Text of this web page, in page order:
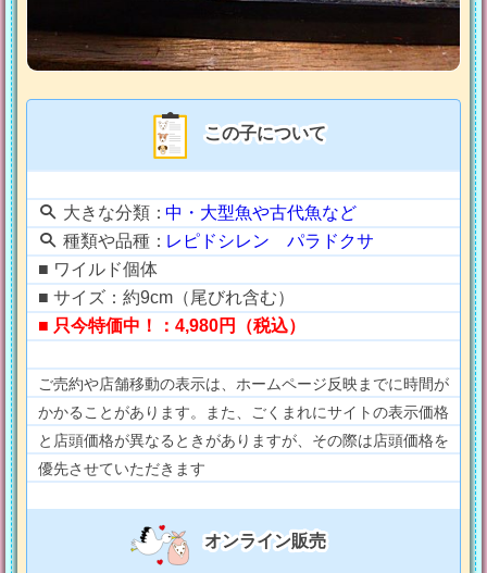
この子について
大きな分類：中・大型魚や古代魚など
種類や品種： レピドシレン パラドクサ
■ ワイルド個体
■ サイズ：約9cm（尾びれ含む）
■ 只今特価中！：4,980円（税込）
ご売約や店舗移動の表示は、ホームページ反映までに時間が
かかることがあります。また、ごくまれにサイトの表示価格
と店頭価格が異なるときがありますが、その際は店頭価格を
優先させていただきます
オンライン販売